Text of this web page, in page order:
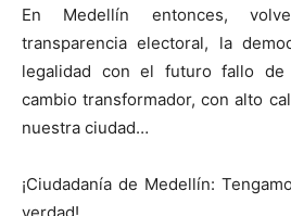
En Medellín entonces,
transparencia electoral, la
legalidad con el futuro fallo
cambio transformador, con alto
nuestra ciudad…
¡Ciudadanía de Medellín: